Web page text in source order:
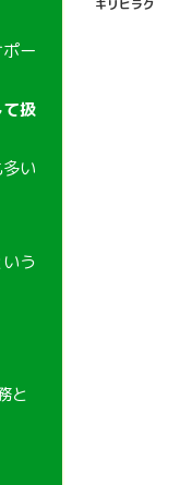
キリヒラク
ー
て扱
い
いう
と